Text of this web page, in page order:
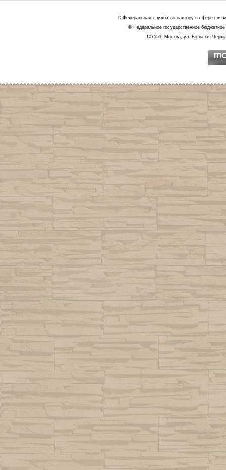
© Федеральная служба по надзору в сфере
© Федеральное государственное
107553, Москва, ул. Большая